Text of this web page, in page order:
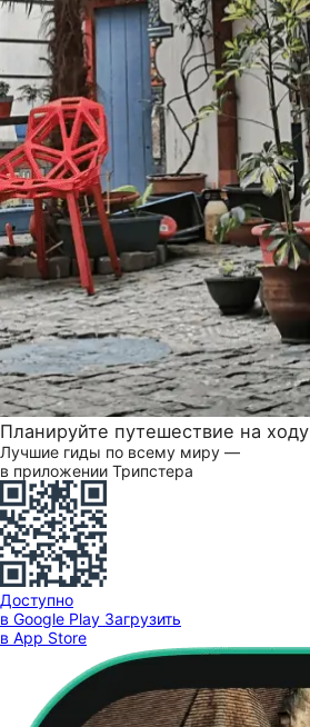
Планируйте путешествие на ходу
Лучшие гиды по всему миру —
в приложении Трипстера
Доступно
в Google Play Загрузить
в App Store